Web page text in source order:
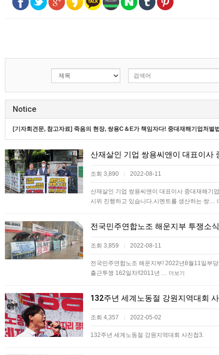
Notice
[기자회견문, 참고자료] 죽음의 현장, 쌍용C＆E가 책임자다! 중대재해기업처벌
산재살인 기업 쌍용씨앤이 대표이사
조회 3,890 2022-08-11
산재살인 기업 쌍용씨앤이 대표이사 중대재해기
시위 진행하고 있습니다.시멘트를 생산하는 쌍…
전국민주연합노조 해운지부 투쟁소식
조회 3,859 2022-08-11
전국민주연합노조 해운지부! 2022년8월11일부
출근투쟁 162일차!!2011년 … 더보기
132주년 세계노동절 강원지역대회
조회 4,357 2022-05-02
132주년 세계노동절 강원지역대회 사진첩3.